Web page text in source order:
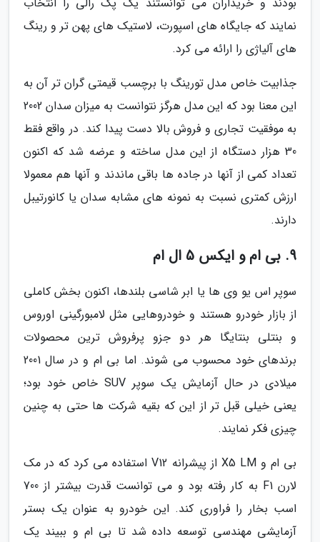
نمایند که جایگاه های اسپورت، لاستیک های پهن تر و رینگ
های آلیاژی را ارائه می کرد.
جذابیت خاص مدل تورینگ با برچسب قیمتی گران تر آن به
این معنا بود که این مدل هرگز نتوانست به میزان سدان 2002
به موفقیت تجاری و فروش بالا دست پیدا کند. در واقع فقط
30 هزار دستگاه از این مدل ساخته و عرضه شد که اکنون
تعداد کمی از آنها در جاده ها باقی ماندند و آنها هم معمولا
ارزش کمتری نسبت به نمونه های مشابه سدان یا کانورتیبل
دارند.
9. بی ام و ایکس 5 ال ام
سوپر اس یو وی ها یا ابر شاسی بلندها، اکنون بخش کاملی
از بازار خودرو هستند و خودروهایی مثل لامبورگینی اوروس
و بنتلی بنتایگا هر دو جزو پرفروش ترین محصولات
برندهای خود محسوب می شوند. اما بی ام و در سال 2001
میلادی در حال آزمایش یک سوپر SUV خاص خود بود؛
یعنی خیلی قبل تر از این که بقیه شرکت ها حتی به چنین
چیزی فکر نمایند.
بی ام و X5 LM از پیشرانه V12 استفاده می کرد که در مک
لارن F1 به کار رفته بود و می توانست قدرت بیشتر از 700
اسب بخار را فراوری کند. این خودرو به عنوان یک بستر
آزمایشی مهندسی توسعه داده شد تا بی ام و ببیند یک